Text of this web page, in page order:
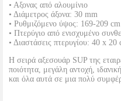
• Αξονας από αλουμίνιο
• Διάμετρος άξονα: 30 mm
• Ρυθμιζόμενο ύψος: 169-209 cm
• Πτερύγιο από ενισχυμένο
• Διαστάσεις πτερυγίου: 40 x 20
Η σειρά αξεσουάρ SUP της
ποιότητα, μεγάλη αντοχή,
και όλα αυτά σε μια πολύ